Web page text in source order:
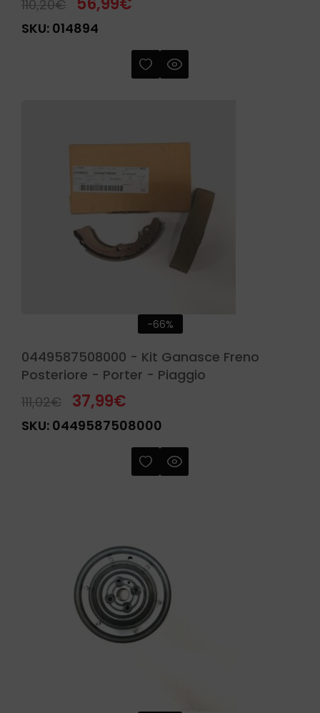
110,20€
SKU: 014894
-66%
0449587508000 - Kit Ganasce Freno
Posteriore - Porter - Piaggio
111,02€ 37,99€
SKU: 0449587508000